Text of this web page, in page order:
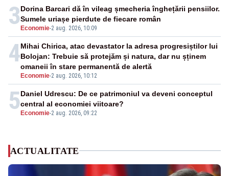
3Economie-2 aug. 2026, 10:09
Dorina Barcari dă în vileag șmecheria înghețării pensiilor.
Sumele uriașe pierdute de fiecare român
4
Economie-2 aug. 2026, 10:12
Mihai Chirica, atac devastator la adresa progresiștilor lui
Bolojan: Trebuie să protejăm și natura, dar nu șținem
omaneii în stare permanentă de alertă
5Economie-2 aug. 2026, 09:22
Daniel Udrescu: De ce patrimoniul va deveni conceptul
central al economiei viitoare?
ACTUALITATE